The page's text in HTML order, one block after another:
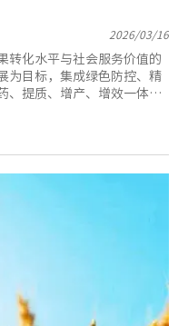
2026/03/16
转化水平与社会服务价值的
为目标，集成绿色防控、精
、提质、增产、增效一体化